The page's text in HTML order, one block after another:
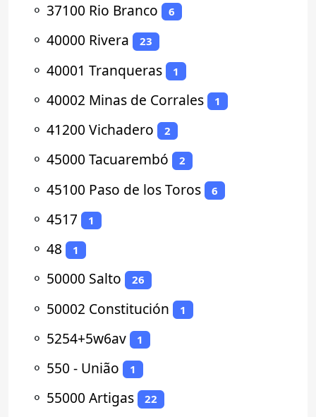
⚬ 37100 Rio Branco 6
⚬ 40000 Rivera 23
⚬ 40001 Tranqueras 1
⚬ 40002 Minas de Corrales 1
⚬ 41200 Vichadero 2
⚬ 45000 Tacuarembó 2
⚬ 45100 Paso de los Toros 6
⚬ 4517 1
⚬ 48 1
⚬ 50000 Salto 26
⚬ 50002 Constitución 1
⚬ 5254+5w6av 1
⚬ 550 - União 1
⚬ 55000 Artigas 22